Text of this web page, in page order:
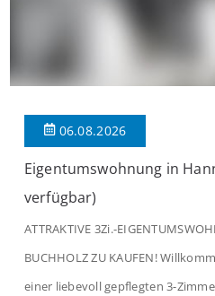
06.08.2026
Eigentumswohnung in
verfügbar)
ATTRAKTIVE 3Zi.-
BUCHHOLZ ZU KAUFEN!
einer liebevoll gepflegten 3-